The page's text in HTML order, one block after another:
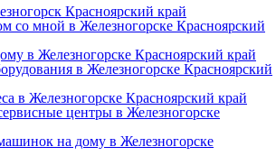
Красноярский край
со мной в Железногорске Красноярский
в Железногорске Красноярский край
в Железногорске Красноярский
в Железногорске Красноярский край
центры в Железногорске
на дому в Железногорске